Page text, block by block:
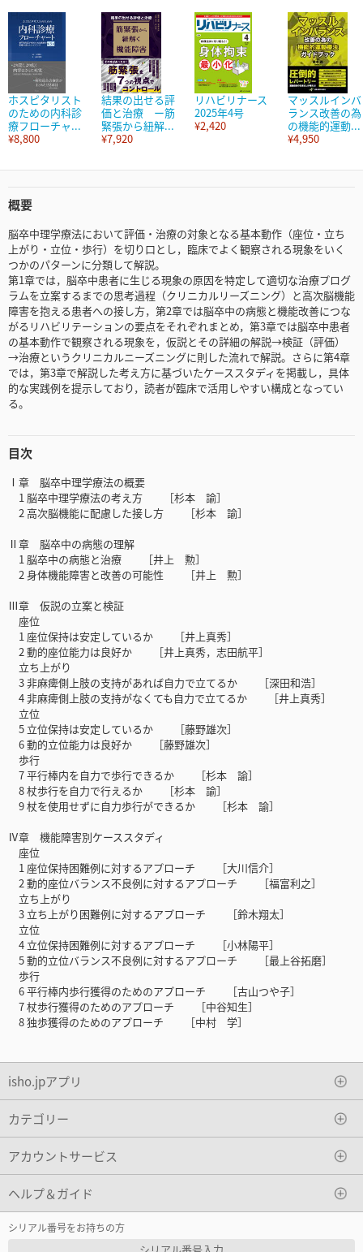
ホスピタリスト
のための内科診
療フローチャ...
¥8,800
結果の出せる評
価と治療 ー筋
緊張から紐解...
¥7,920
リハビリナース
2025年4号
¥2,420
マッスルインバ
ランス改善の為
の機能的運動...
¥4,950
概要
脳卒中理学療法において評価・治療の対象となる基本動作（座位・立ち
上がり・立位・歩行）を切り口とし，臨床でよく観察される現象をいく
つかのパターンに分類して解説。
第1章では，脳卒中患者に生じる現象の原因を特定して適切な治療プログ
ラムを立案するまでの思考過程（クリニカルリーズニング）と高次脳機能
障害を抱える患者への接し方，第2章では脳卒中の病態と機能改善につな
がるリハビリテーションの要点をそれぞれまとめ，第3章では脳卒中患者
の基本動作で観察される現象を，仮説とその詳細の解説→検証（評価）
→治療というクリニカルニーズニングに則した流れで解説。さらに第4章
では，第3章で解説した考え方に基づいたケーススタディを掲載し，具体
的な実践例を提示しており，読者が臨床で活用しやすい構成となってい
る。
目次
Ⅰ章 脳卒中理学療法の概要
1 脳卒中理学療法の考え方 ［杉本 諭］
2 高次脳機能に配慮した接し方 ［杉本 諭］
Ⅱ章 脳卒中の病態の理解
1 脳卒中の病態と治療 ［井上 勲］
2 身体機能障害と改善の可能性 ［井上 勲］
Ⅲ章 仮説の立案と検証
座位
1 座位保持は安定しているか ［井上真秀］
2 動的座位能力は良好か ［井上真秀，志田航平］
立ち上がり
3 非麻痺側上肢の支持があれば自力で立てるか ［深田和浩］
4 非麻痺側上肢の支持がなくても自力で立てるか ［井上真秀］
立位
5 立位保持は安定しているか ［藤野雄次］
6 動的立位能力は良好か ［藤野雄次］
歩行
7 平行棒内を自力で歩行できるか ［杉本 諭］
8 杖歩行を自力で行えるか ［杉本 諭］
9 杖を使用せずに自力歩行ができるか ［杉本 諭］
Ⅳ章 機能障害別ケーススタディ
座位
1 座位保持困難例に対するアプローチ ［大川信介］
2 動的座位バランス不良例に対するアプローチ ［福富利之］
立ち上がり
3 立ち上がり困難例に対するアプローチ ［鈴木翔太］
立位
4 立位保持困難例に対するアプローチ ［小林陽平］
5 動的立位バランス不良例に対するアプローチ ［最上谷拓磨］
歩行
6 平行棒内歩行獲得のためのアプローチ ［古山つや子］
7 杖歩行獲得のためのアプローチ ［中谷知生］
8 独歩獲得のためのアプローチ ［中村 学］
isho.jpアプリ
カテゴリー
アカウントサービス
ヘルプ＆ガイド
シリアル番号をお持ちの方